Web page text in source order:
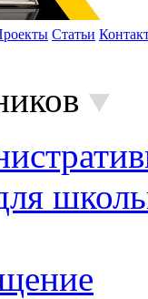
Статьи